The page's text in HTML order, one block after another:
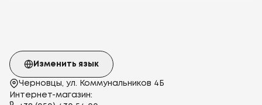
Черновцы, ул. Коммунальников 4Б
Интернет-магазин:
Изменить язык